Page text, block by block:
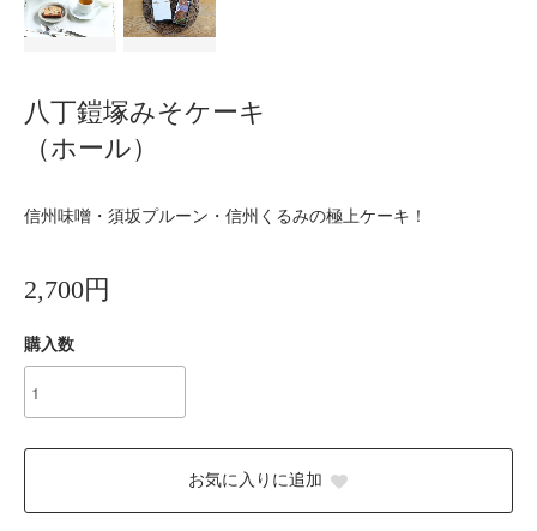
八丁鎧塚みそケーキ
（ホール）
信州味噌・須坂プルーン・信州くるみの極上ケーキ！
2,700円
購入数
お気に入りに追加